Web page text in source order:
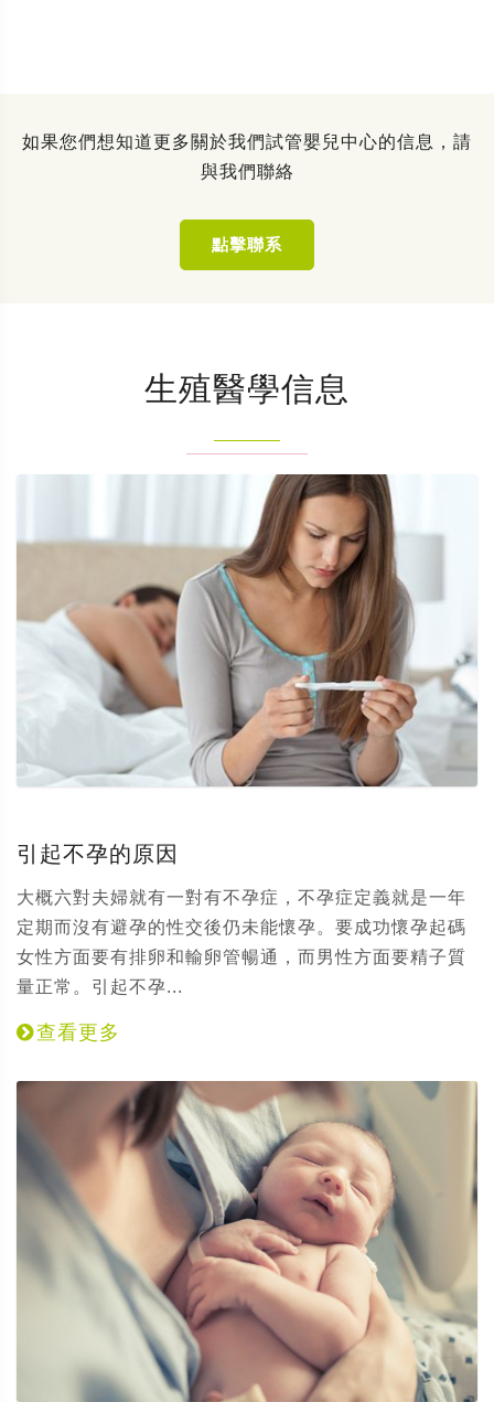
如果您們想知道更多關於我們試管嬰兒中心的信息，請
與我們聯絡
點擊聯系
生殖醫學信息
引起不孕的原因
大概六對夫婦就有一對有不孕症，不孕症定義就是一年
定期而沒有避孕的性交後仍未能懷孕。要成功懷孕起碼
女性方面要有排卵和輸卵管暢通，而男性方面要精子質
量正常。引起不孕...
查看更多